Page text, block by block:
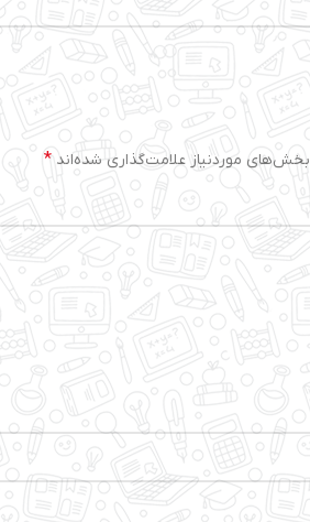
بخش‌های موردنیاز علامت‌گذاری شده‌اند *